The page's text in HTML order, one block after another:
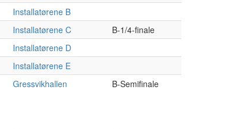
Installatørene B
Installatørene C
B-1/4-finale
Installatørene D
Installatørene E
Gressvikhallen B-Semifinale